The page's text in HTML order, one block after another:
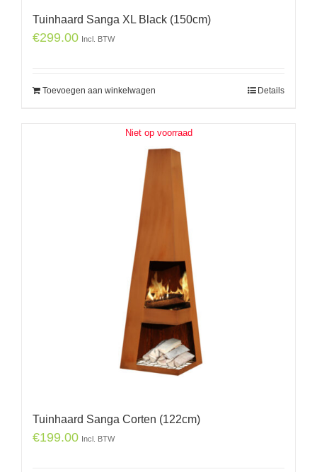
Tuinhaard Sanga XL Black (150cm)
€299.00 Incl. BTW
Toevoegen aan winkelwagen Details
Niet op voorraad
Tuinhaard Sanga Corten (122cm)
€199.00 Incl. BTW